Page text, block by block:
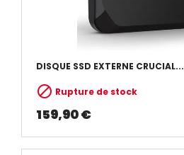
DISQUE SSD EXTERNE CRUCIAL...
 Rupture de stock
159,90 €